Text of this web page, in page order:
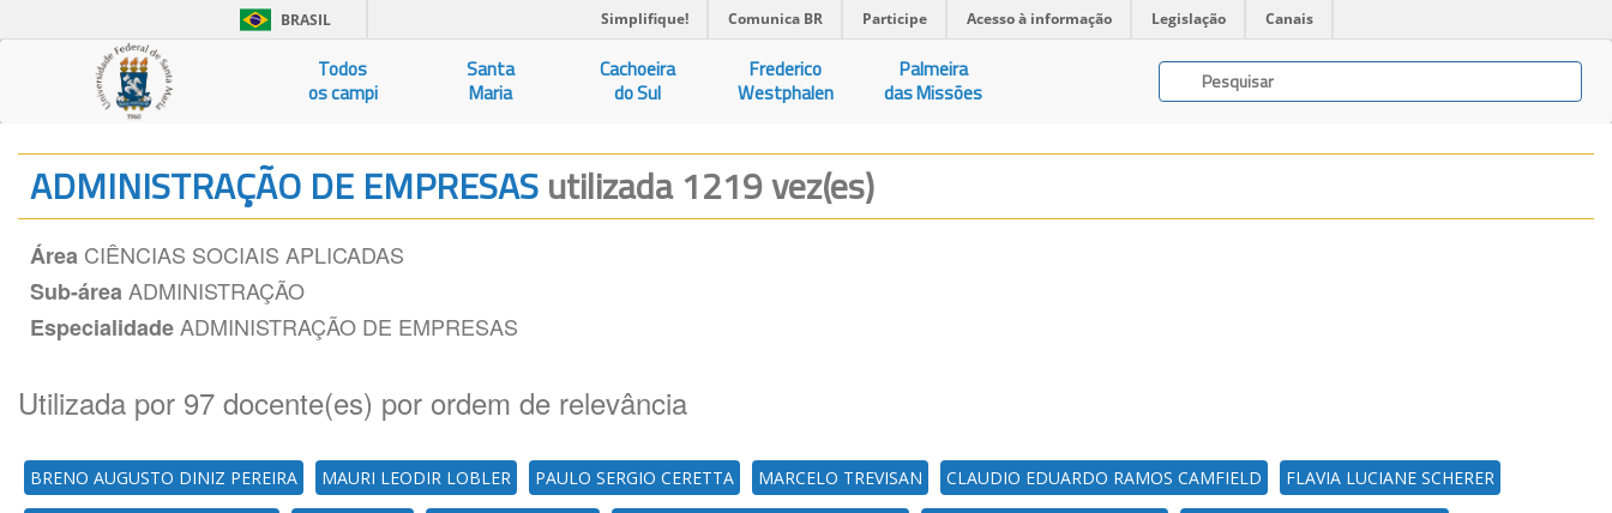
BRASIL Simplifique! Comunica BR Participe Acesso à informação Legislação Canais
Todos
os campi
Santa
Maria
Cachoeira
do Sul
Frederico
Westphalen
Palmeira
das Missões
ADMINISTRAÇÃO DE EMPRESASutilizada 1219 vez(es)
Área CIÊNCIAS SOCIAIS APLICADAS
Sub-área ADMINISTRAÇÃO
Especialidade ADMINISTRAÇÃO DE EMPRESAS
Utilizada por 97 docente(es) por ordem de relevância
BRENO AUGUSTO DINIZ PEREIRA MAURI LEODIR LOBLER PAULO SERGIO CERETTA MARCELO TREVISAN CLAUDIO EDUARDO RAMOS CAMFIELD FLAVIA LUCIANE SCHERER